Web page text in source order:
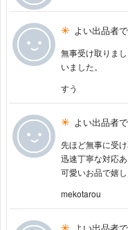
よい出品者
無事受け取りま
いました。
すう
よい出品者
先ほど無事に受け
迅速丁寧な対応
可愛いお品で嬉
mekotarou